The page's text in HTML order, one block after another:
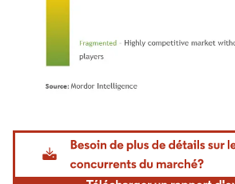
Image © Mordor Intelligence. La réutilisation